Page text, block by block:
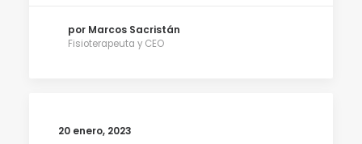
por Marcos Sacristán
Fisioterapeuta y CEO
20 enero, 2023